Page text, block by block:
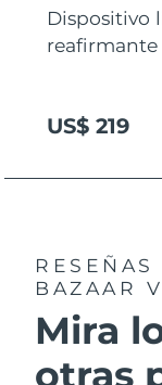
Dispositivo
reafirmante
US$ 219
BAZAAR
Mira
otras